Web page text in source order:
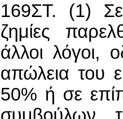
169ΣΤ. (1)
ζημίες
άλλοι λόγοι,
απώλεια του
50% ή σε